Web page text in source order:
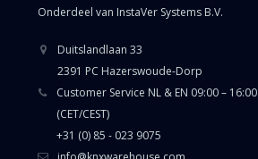
Onderdeel van InstaVer Systems B.V.
Duitslandlaan 33
2391 PC Hazerswoude-Dorp
Customer Service NL & EN 09:00 – 16:00
(CET/CEST)
+31 (0) 85 - 023 9075